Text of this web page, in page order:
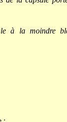
à la moindre